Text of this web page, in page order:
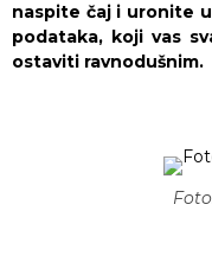
naspite čaj i uronite
podataka, koji vas
ostaviti ravnodušnim.